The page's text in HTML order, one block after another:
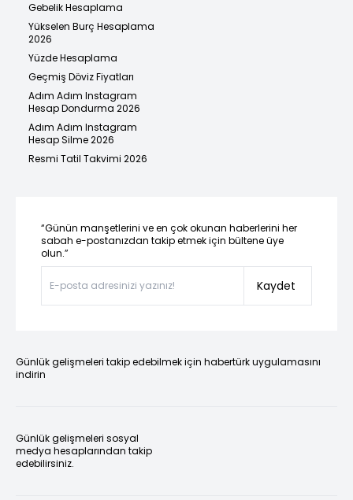
Gebelik Hesaplama
Yükselen Burç Hesaplama
2026
Yüzde Hesaplama
Geçmiş Döviz Fiyatları
Adım Adım Instagram
Hesap Dondurma 2026
Adım Adım Instagram
Hesap Silme 2026
Resmi Tatil Takvimi 2026
“Günün manşetlerini ve en çok okunan haberlerini her
sabah e-postanızdan takip etmek için bültene üye
olun.”
Kaydet
Günlük gelişmeleri takip edebilmek için habertürk uygulamasını
indirin
Günlük gelişmeleri sosyal
medya hesaplarından takip
edebilirsiniz.